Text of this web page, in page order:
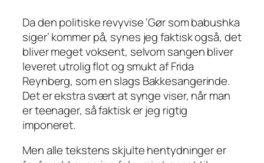
Da den politiske revyvise ‘Gør som babushka
siger’ kommer på, synes jeg faktisk også, det
bliver meget voksent, selvom sangen bliver
leveret utrolig flot og smukt af Frida
Reynberg, som en slags Bakkesangerinde.
Det er ekstra svært at synge viser, når man
er teenager, så faktisk er jeg rigtig
imponeret.
Men alle tekstens skjulte hentydningerer